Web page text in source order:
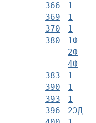
366
1
369
1
370
1
380
1Ф
2Ф
4Ф
383
1
390
1
393
1
396
2ЭД